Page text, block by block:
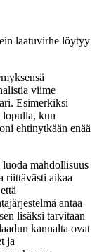
laatuvirhe löytyy
viime
Esimerkiksi
lopulla, kun
ehtinytkään enää
mahdollisuus
riittävästi aikaa
antaa
lisäksi tarvitaan
kannalta ovat
ja